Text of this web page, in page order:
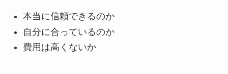
本当に信頼できるのか
自分に合っているのか
費用は高くないか